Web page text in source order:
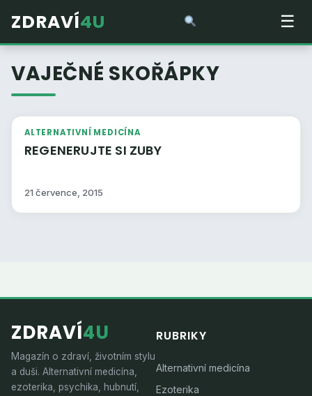
ZDRAVÍ4U ☰
VAJEČNÉ SKOŘÁPKY
ALTERNATIVNÍ MEDICÍNA
REGENERUJTE SI ZUBY
21 července, 2015
ZDRAVÍ4U
Magazín o zdraví, životním stylu
a duši. Alternativní medicína,
ezoterika, psychika, hubnutí,
RUBRIKY
Alternativní medicína
Ezoterika